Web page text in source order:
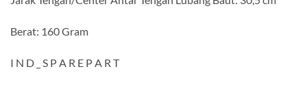
Berat: 160 Gram
I N D _ S P A R E P A R T